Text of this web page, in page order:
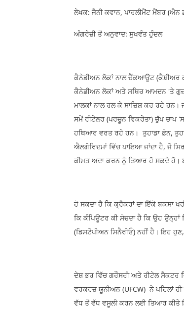
ਲੇਖਕ: ਜੈਨੀ ਕਵਾਨ, ਪਾਰਲੀਮੈਂਟ ਮੈਂਬਰ (ਐਨ
ਅੰਗਰੇਜ਼ੀ ਤੋਂ ਅਨੁਵਾਦ: ਸੁਖਵੰਤ ਹੁੰਦਲ
ਕੈਨੇਡੀਅਨ ਲੋਕਾਂ ਨਾਲ ਚੈੱਕਆਊਟ (ਕੈਸ਼ੀਅਰ
ਕੈਨੇਡੀਅਨ ਲੋਕਾਂ ਅਤੇ ਸਥਿਰ ਆਮਦਨ 'ਤੇ
ਮਾਲਕਾਂ ਨਾਲ ਰਲ ਕੇ ਸਾਜ਼ਿਸ਼ ਕਰ ਰਹੇ
ਸਮੇਂ ਰੀਟੇਲਰ (ਪਰਚੂਨ ਵਿਕਰੇਤਾ) ਚੁੱਪ ਚਾਪ
ਹਥਿਆਰ ਵਰਤ ਰਹੇ ਹਨ। ਤੁਹਾਡਾ ਫ਼ੋਨ,
ਐਲਗੋਰਿਦਮਾਂ ਵਿੱਚ ਪਾਇਆ ਜਾਂਦਾ ਹੈ, ਜੋ
ਕੀਮਤ ਅਦਾ ਕਰਨ ਨੂੰ ਤਿਆਰ ਹੋ ਸਕਦੇ ਹੋ।
ਹੋ ਸਕਦਾ ਹੈ ਕਿ ਕ੍ਰੈਕਰਾਂ ਦਾ ਇੱਕੋ ਬਕਸਾ
ਕਿ ਕੰਪਿਊਟਰ ਕੀ ਸੋਚਦਾ ਹੈ ਕਿ ਉਹ
(ਡਿਸਟੋਪੀਅਨ ਸਿਨੈਰੀਓ) ਨਹੀਂ ਹੈ। ਇਹ
ਦੇਸ਼ ਭਰ ਵਿੱਚ ਗਰੌਸਰੀ ਅਤੇ ਰੀਟੇਲ ਸੈਕਟਰ
ਵਰਕਰਜ਼ ਯੂਨੀਅਨ (UFCW) ਨੇ ਪਹਿਲਾਂ
ਵੱਧ ਤੋਂ ਵੱਧ ਵਸੂਲੀ ਕਰਨ ਲਈ ਤਿਆਰ ਕੀਤੇ